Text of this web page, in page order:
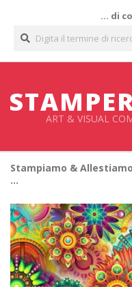
contenuto
… di
ART & VISUAL
Stampiamo &
…